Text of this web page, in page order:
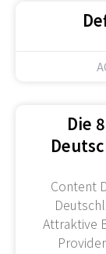
Die
Content
Attraktive